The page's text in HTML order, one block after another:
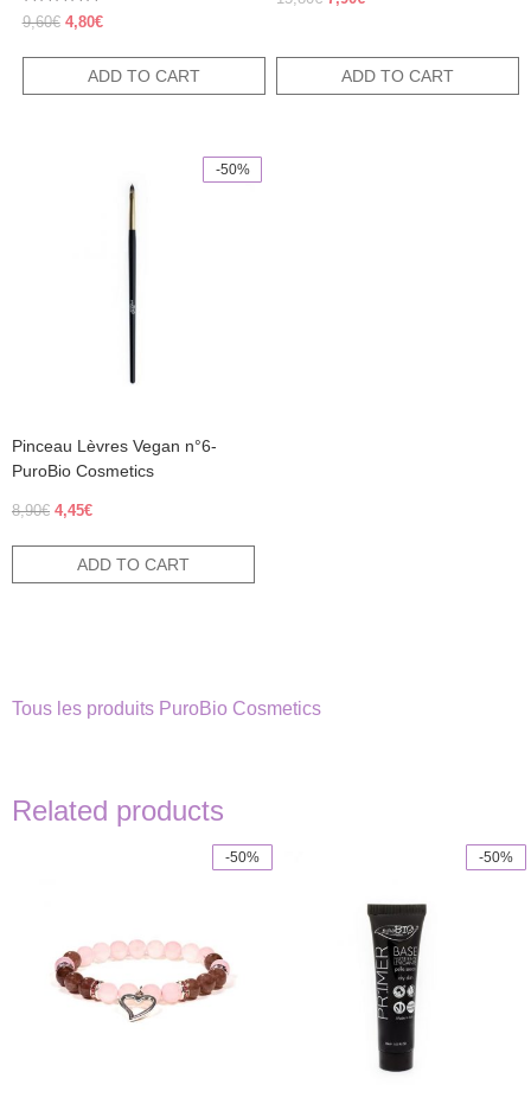
Rated
5.00
9,60€ Original
9,60€.
4,80€Current
4,80€.
ADD TO CART ADD TO CART
-50%
Pinceau Lèvres Vegan n°6-
PuroBio Cosmetics
8,90€ Original
8,90€.
4,45€Current
4,45€.
ADD TO CART
Tous les produits PuroBio Cosmetics
Related products
-50% -50%